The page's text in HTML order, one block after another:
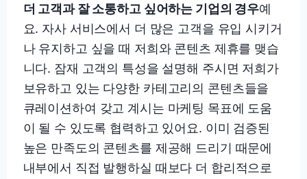
더 고객과 잘 소통하고 싶어하는 기업의 경우예
요. 자사 서비스에서 더 많은 고객을 유입 시키거
나 유지하고 싶을 때 저희와 콘텐츠 제휴를 맺습
니다. 잠재 고객의 특성을 설명해 주시면 저희가
보유하고 있는 다양한 카테고리의 콘텐츠들을
큐레이션하여 갖고 계시는 마케팅 목표에 도움
이 될 수 있도록 협력하고 있어요. 이미 검증된
높은 만족도의 콘텐츠를 제공해 드리기 때문에
내부에서 직접 발행하실 때보다 더 합리적으로